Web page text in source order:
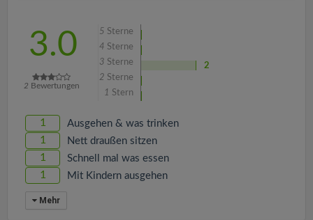
3.0
2 Bewertungen
5 Sterne
4 Sterne
3 Sterne
2
2 Sterne
1 Stern
1 Ausgehen & was trinken
1 Nett draußen sitzen
1 Schnell mal was essen
1 Mit Kindern ausgehen
Mehr